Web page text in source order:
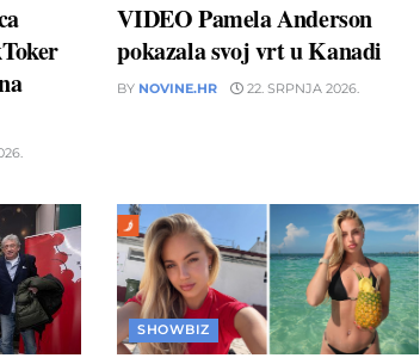
VIDEO Pamela Anderson
pokazala svoj vrt u Kanadi
BY NOVINE.HR 22. SRPNJA 2026.
SHOWBIZ